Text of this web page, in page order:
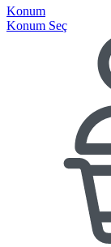
Konum
Konum Seç